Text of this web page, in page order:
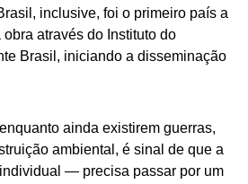
inclusive, foi o primeiro país a
através do Instituto do
Brasil, iniciando a disseminação
ainda existirem guerras,
ambiental, é sinal de que a
— precisa passar por um